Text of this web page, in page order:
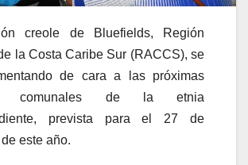
creole de Bluefields, Región
la Costa Caribe Sur (RACCS), se
de cara a las próximas
comunales de la etnia
prevista para el 27 de
este año.